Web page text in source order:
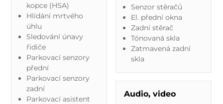
kopce (HSA)
Hlídání mrtvého
úhlu
Sledování únavy
řidiče
Parkovací senzory
přední
Parkovací senzory
zadní
Parkovací asistent
Senzor stěračů
El. přední okna
Zadní stěrač
Tónovaná skla
Zatmavená zadní
skla
Audio, video